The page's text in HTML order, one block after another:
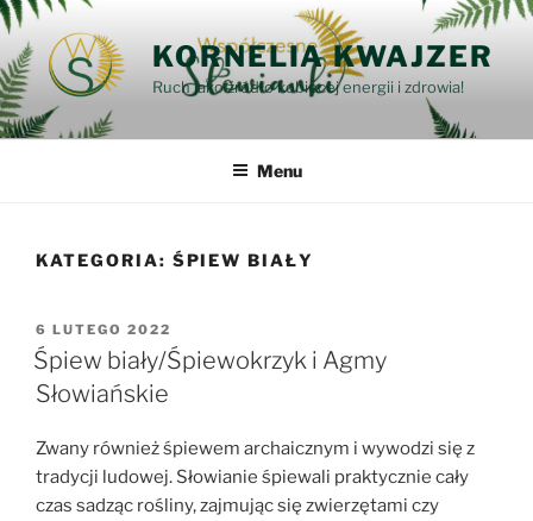
Przejdź
do
treści
KORNELIA KWAJZER
Ruch jako źródło kobiecej energii i zdrowia!
Menu
KATEGORIA: ŚPIEW BIAŁY
OPUBLIKOWANE
W
6 LUTEGO 2022
Śpiew biały/Śpiewokrzyk i Agmy
Słowiańskie
Zwany również śpiewem archaicznym i wywodzi się z
tradycji ludowej. Słowianie śpiewali praktycznie cały
czas sadząc rośliny, zajmując się zwierzętami czy